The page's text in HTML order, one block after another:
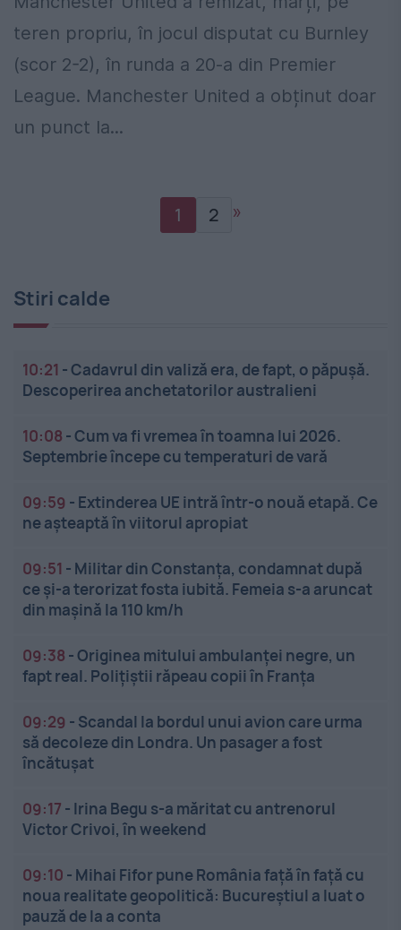
teren propriu, în jocul disputat cu Burnley
(scor 2-2), în runda a 20-a din Premier
League. Manchester United a obținut doar
un punct la...
1 2 »
Stiri calde
10:21 -Cadavrul din valiză era, de fapt, o păpușă.
Descoperirea anchetatorilor australieni
10:08 -Cum va fi vremea în toamna lui 2026.
Septembrie începe cu temperaturi de vară
09:59 - Extinderea UE intră într-o nouă etapă. Ce
ne așteaptă în viitorul apropiat
09:51 - Militar din Constanța, condamnat după
ce și-a terorizat fosta iubită. Femeia s-a aruncat
din mașină la 110 km/h
09:38 -Originea mitului ambulanței negre, un
fapt real. Polițiștii răpeau copii în Franța
09:29 - Scandal la bordul unui avion care urma
să decoleze din Londra. Un pasager a fost
încătușat
09:17 - Irina Begu s-a măritat cu antrenorul
Victor Crivoi, în weekend
09:10 - Mihai Fifor pune România față în față cu
noua realitate geopolitică: Bucureștiul a luat o
pauză de la a conta